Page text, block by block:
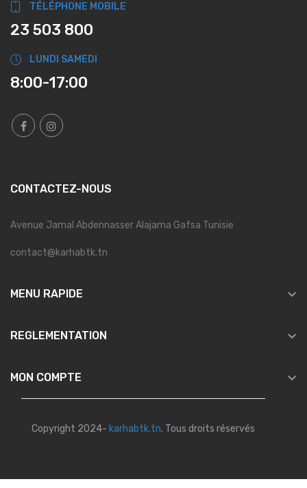
TÉLÉPHONE MOBILE
23 503 800
LUNDI SAMEDI
8:00-17:00
CONTACTEZ-NOUS
Avenue Jamal Abdennasser Alajama Gafsa Tunisie
contact@karhabtk.tn
MENU RAPIDE 
REGLEMENTATION 
MON COMPTE 
Copyright 2024- karhabtk.tn. Tous droits réservés